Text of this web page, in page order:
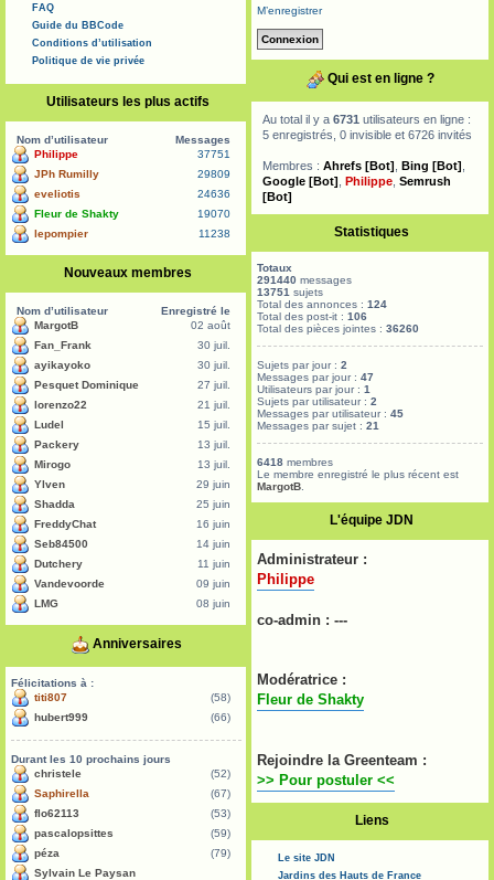
FAQ
Guide du BBCode
Conditions d’utilisation
Politique de vie privée
Utilisateurs les plus actifs
Nom d’utilisateur
Messages
Philippe
37751
JPh Rumilly
29809
eveliotis
24636
Fleur de Shakty
19070
lepompier
11238
Nouveaux membres
Nom d’utilisateur
Enregistré le
MargotB
02 août
Fan_Frank
30 juil.
ayikayoko
30 juil.
Pesquet Dominique
27 juil.
lorenzo22
21 juil.
Ludel
15 juil.
Packery
13 juil.
Mirogo
13 juil.
Ylven
29 juin
Shadda
25 juin
FreddyChat
16 juin
Seb84500
14 juin
Dutchery
11 juin
Vandevoorde
09 juin
LMG
08 juin
Anniversaires
Félicitations à :
titi807
(58)
hubert999
(66)
Durant les 10 prochains jours
christele
(52)
Saphirella
(67)
flo62113
(53)
pascalopsittes
(59)
péza
(79)
Sylvain Le Paysan
M’enregistrer
Qui est en ligne ?
Au total il y a6731 utilisateurs en ligne :
5 enregistrés, 0 invisible et 6726 invités
Membres :Ahrefs [Bot] ,Bing [Bot]
Google [Bot] ,Philippe ,Semrush
[Bot]
Statistiques
Totaux
291440 messages
13751 sujets
Total des annonces :124
Total des post-it :106
Total des pièces jointes :36260
Sujets par jour :2
Messages par jour :47
Utilisateurs par jour :1
Sujets par utilisateur :2
Messages par utilisateur :45
Messages par sujet :21
6418 membres
Le membre enregistré le plus récent est
MargotB
L'équipe JDN
Administrateur :
Philippe
co-admin : ---
Modératrice :
Fleur de Shakty
Rejoindre la Greenteam :
>> Pour postuler <<
Liens
Le site JDN
Jardins des Hauts de France